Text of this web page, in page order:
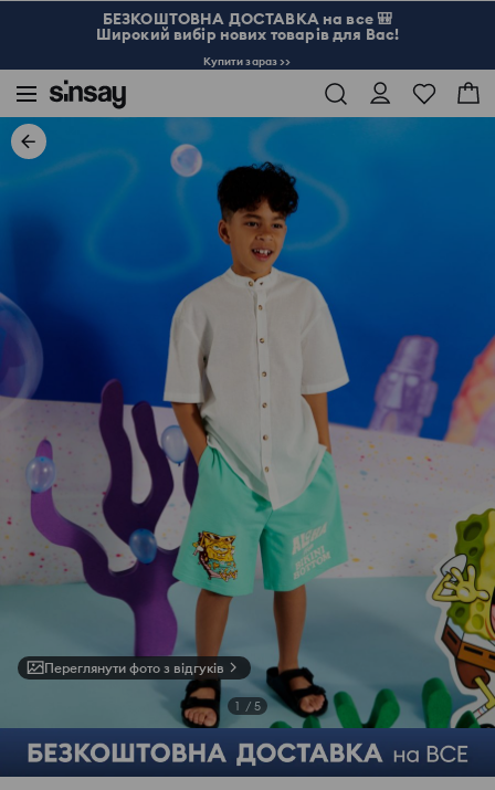
БЕЗКОШТОВНА ДОСТАВКА на все 🎒
Широкий вибір нових товарів для Вас!
Купити зараз >>
Переглянути фото з відгуків
1 / 5